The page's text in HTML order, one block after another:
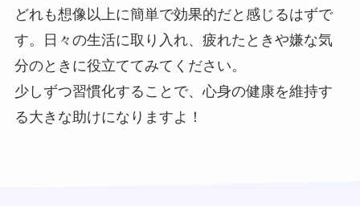
どれも想像以上に簡単で効果的だと感じるはずで
す。日々の生活に取り入れ、疲れたときや嫌な気
分のときに役立ててみてください。
少しずつ習慣化することで、心身の健康を維持す
る大きな助けになりますよ！